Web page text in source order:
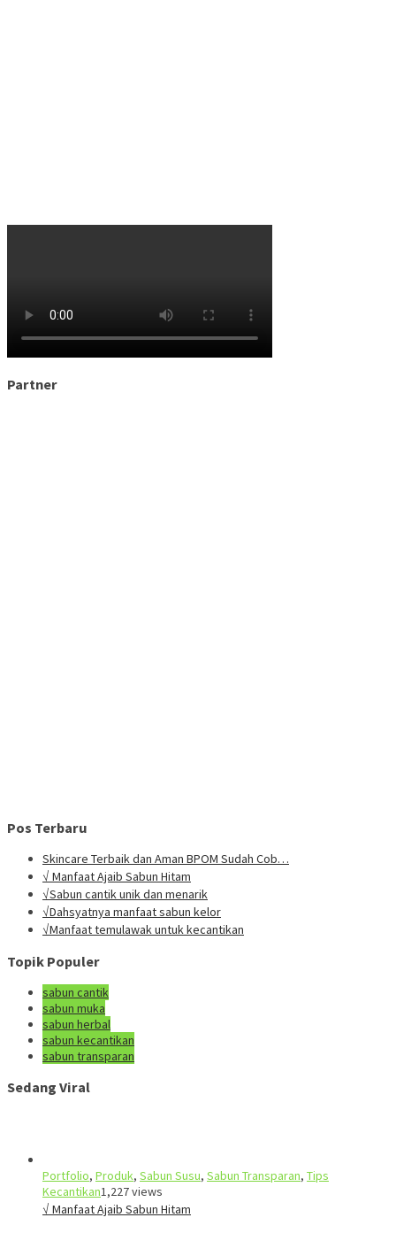
Partner
Pos Terbaru
Skincare Terbaik dan Aman BPOM Sudah Cob…
√ Manfaat Ajaib Sabun Hitam
√Sabun cantik unik dan menarik
√Dahsyatnya manfaat sabun kelor
√Manfaat temulawak untuk kecantikan
Topik Populer
sabun cantik
sabun muka
sabun herbal
sabun kecantikan
sabun transparan
Sedang Viral
Portfolio, Produk, Sabun Susu, Sabun Transparan, Tips
Kecantikan1,227 views
√ Manfaat Ajaib Sabun Hitam